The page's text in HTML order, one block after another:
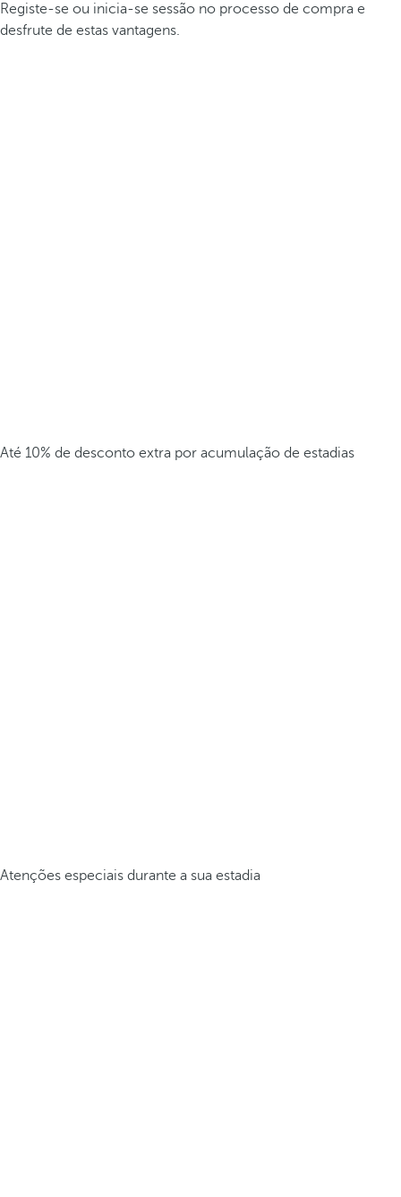
Registe-se ou inicia-se sessão no processo de compra e
desfrute de estas vantagens.
Até 10% de desconto extra por acumulação de estadias
Atenções especiais durante a sua estadia